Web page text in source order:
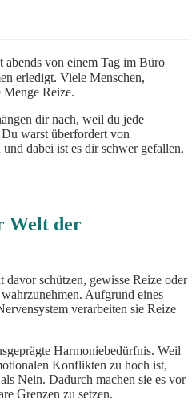
abends von einem Tag im Büro
erledigt. Viele Menschen,
Menge Reize.
dir nach, weil du jede
warst überfordert von
dabei ist es dir schwer gefallen,
Welt der
schützen, gewisse Reize oder
wahrzunehmen. Aufgrund eines
verarbeiten sie Reize
Harmoniebedürfnis. Weil
Konflikten zu hoch ist,
Nein. Dadurch machen sie es vor
Grenzen zu setzen.